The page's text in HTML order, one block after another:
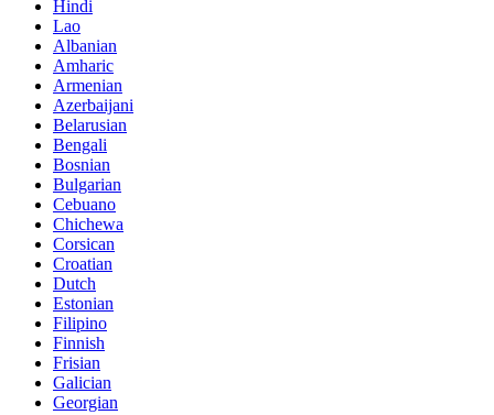
Hindi
Lao
Albanian
Amharic
Armenian
Azerbaijani
Belarusian
Bengali
Bosnian
Bulgarian
Cebuano
Chichewa
Corsican
Croatian
Dutch
Estonian
Filipino
Finnish
Frisian
Galician
Georgian